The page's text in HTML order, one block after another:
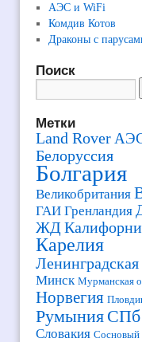
АЭС и WiFi
Комдив Котов
Драконы с
Поиск
Метки
Land Rover
Белоруссия
Болгария
Великобритания
ГАИ Гренландия
ЖД
Карелия
Ленинградская
Минск Мурманская
Норвегия
Румыния СПб
Словакия Сосновый